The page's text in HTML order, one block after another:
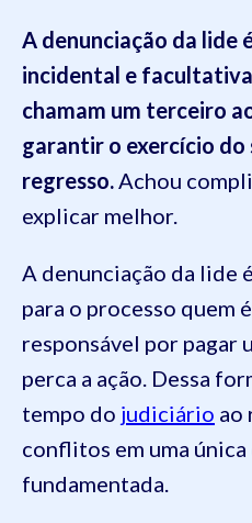
A denunciação da lide
incidental e
chamam um terceiro
garantir o exercício
regresso.Achou
explicar melhor.
A denunciação da lide
para o processo quem
responsável por pagar
perca a ação. Dessa
tempo do judiciário ao
conflitos em uma única
fundamentada.